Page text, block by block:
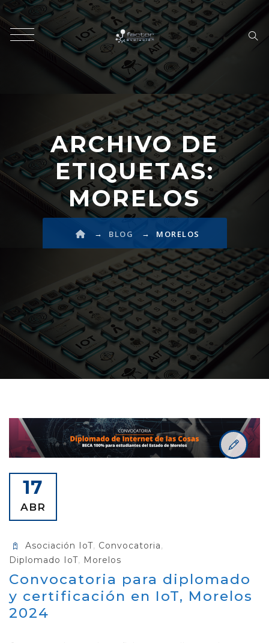
ARCHIVO DE
ETIQUETAS:
MORELOS
→ BLOG → MORELOS
17
ABR
Asociación IoT, Convocatoria,
Diplomado IoT, Morelos
Convocatoria para diplomado
y certificación en IoT, Morelos
2024